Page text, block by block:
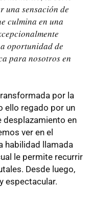
una sensación de
culmina en una
oportunidad de
para nosotros en
por la
ello regado por un
desplazamiento en
ver en el
habilidad llamada
le permite recurrir
Desde luego,
espectacular.